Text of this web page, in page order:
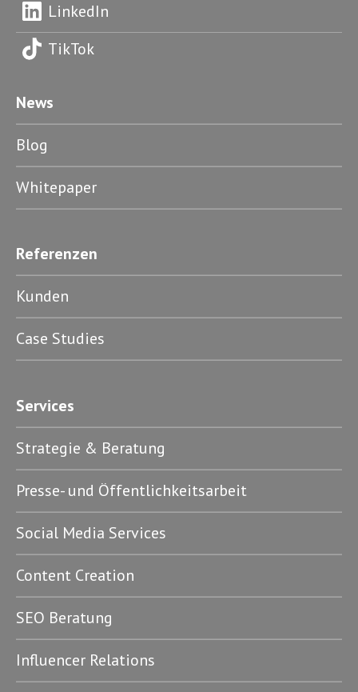
LinkedIn
TikTok
News
Blog
Whitepaper
Referenzen
Kunden
Case Studies
Services
Strategie & Beratung
Presse- und Öffentlichkeitsarbeit
Social Media Services
Content Creation
SEO Beratung
Influencer Relations